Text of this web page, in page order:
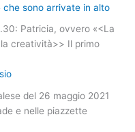
che sono arrivate in alto
Patricia, ovvero «<La
creatività>> Il primo
del 26 maggio 2021
e nelle piazzette